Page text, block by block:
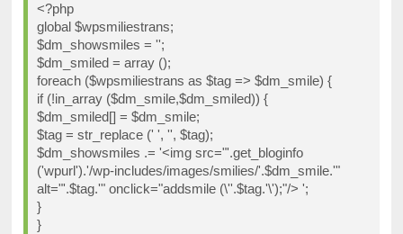
<?php
global $wpsmiliestrans;
$dm_showsmiles = '';
$dm_smiled = array ();
foreach ($wpsmiliestrans as $tag => $dm_smile) {
if (!in_array ($dm_smile,$dm_smiled)) {
$dm_smiled[] = $dm_smile;
$tag = str_replace (' ', '', $tag);
$dm_showsmiles .= '<img src="'.get_bloginfo
('wpurl').'/wp-includes/images/smilies/'.$dm_smile.'"
alt="'.$tag.'" onclick="addsmile (\''.$tag.'\');"/> ';
}
}